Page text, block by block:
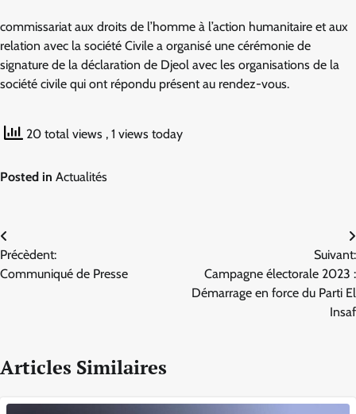
commissariat aux droits de l’homme à l’action humanitaire et aux
relation avec la société Civile a organisé une cérémonie de
signature de la déclaration de Djeol avec les organisations de la
société civile qui ont répondu présent au rendez-vous.
20 total views , 1 views today
Posted in Actualités
Navigation
de
Précèdent:
Communiqué de Presse
Suivant:
Campagne électorale 2023 :
Démarrage en force du Parti El
Insaf
Articles Similaires